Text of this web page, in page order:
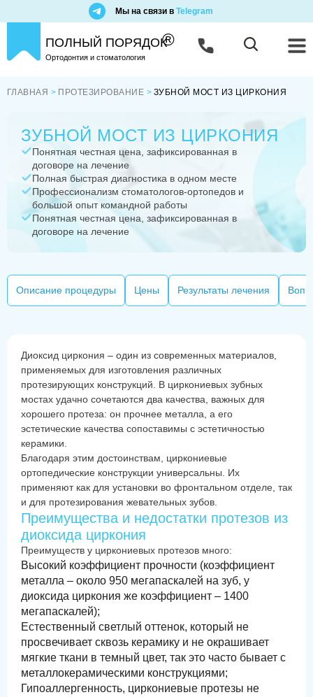
Мы на связи в Telegram
ПОЛНЫЙ ПОРЯДОК®
Ортодонтия и стоматология
ГЛАВНАЯ ПРОТЕЗИРОВАНИЕ ЗУБНОЙ МОСТ ИЗ ЦИРКОНИЯ
ЗУБНОЙ МОСТ ИЗ ЦИРКОНИЯ
Понятная честная цена, зафиксированная в
договоре на лечение
Полная быстрая диагностика в одном месте
Профессионализм стоматологов-ортопедов и
большой опыт командной работы
Понятная честная цена, зафиксированная в
договоре на лечение
Описание процедуры Цены Результаты лечения
Диоксид циркония – один из современных материалов,
применяемых для изготовления различных
протезирующих конструкций. В циркониевых зубных
мостах удачно сочетаются два качества, важных для
хорошего протеза: он прочнее металла, а его
эстетические качества сопоставимы с эстетичностью
керамики.
Благодаря этим достоинствам, циркониевые
ортопедические конструкции универсальны. Их
применяют как для установки во фронтальном отделе, так
и для протезирования жевательных зубов.
Преимущества и недостатки протезов из
диоксида циркония
Преимуществ у циркониевых протезов много:
Высокий коэффициент прочности (коэффициент
металла – около 950 мегапаскалей на зуб, у
диоксида циркония же коэффициент – 1400
мегапаскалей);
Естественный светлый оттенок, который не
просвечивает сквозь керамику и не окрашивает
мягкие ткани в темный цвет, так это часто бывает с
металлокерамическими конструкциями;
Гипоаллергенность, циркониевые протезы не